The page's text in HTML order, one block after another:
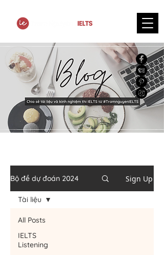
Bộ đề dự đoán 2024 Sign Up
All Posts
IELTS
Listening
Tài liệu